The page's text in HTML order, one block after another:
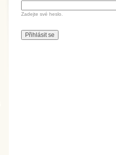
Zadejte své heslo.